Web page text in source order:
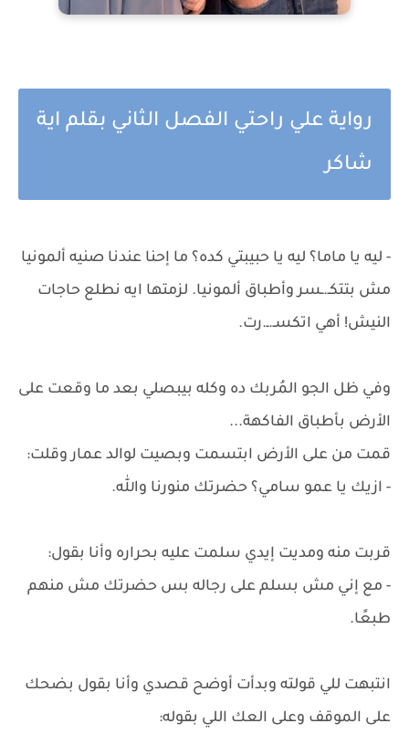
رواية علي راحتي الفصل الثاني بقلم اية
شاكر
- ليه يا ماما؟ ليه يا حبيبتي كده؟ ما إحنا عندنا صنيه ألمونيا
مش بتتكـ.ـسر وأطباق ألمونيا. لزمتها ايه نطلع حاجات
النيش! أهي اتكسـ.ـ.رت.
وفي ظل الجو المُربك ده وكله بيبصلي بعد ما وقعت على
الأرض بأطباق الفاكهة...
قمت من على الأرض ابتسمت وبصيت لوالد عمار وقلت:
- ازيك يا عمو سامي؟ حضرتك منورنا والله.
قربت منه ومديت إيدي سلمت عليه بحراره وأنا بقول:
- مع إني مش بسلم على رجاله بس حضرتك مش منهم
طبعًا.
انتبهت للي قولته وبدأت أوضح قصدي وأنا بقول بضحك
على الموقف وعلى العك اللي بقوله: